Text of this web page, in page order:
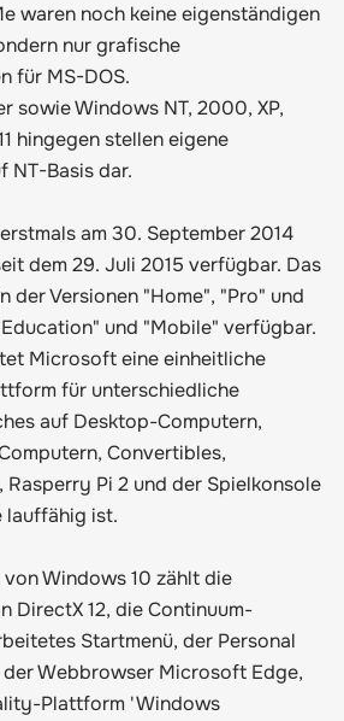
waren noch keine eigenständigen
nur grafische
für MS-DOS.
sowie Windows NT, 2000, XP,
hingegen stellen eigene
NT-Basis dar.
am 30. September 2014
dem 29. Juli 2015 verfügbar. Das
der Versionen "Home", "Pro" und
und "Mobile" verfügbar.
Microsoft eine einheitliche
für unterschiedliche
auf Desktop-Computern,
Convertibles,
Rasperry Pi 2 und der Spielkonsole
lauffähig ist.
Windows 10 zählt die
DirectX 12, die Continuum-
Startmenü, der Personal
Webbrowser Microsoft Edge,
Plattform 'Windows